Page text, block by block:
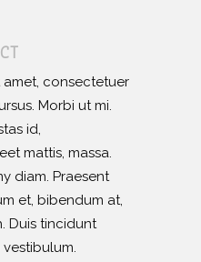
consectetuer
Morbi ut mi.
id,
mattis, massa.
diam. Praesent
et, bibendum at,
Duis tincidunt